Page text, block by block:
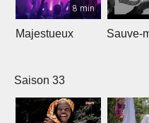
8 min
Majestueux Sauve-
Saison 33